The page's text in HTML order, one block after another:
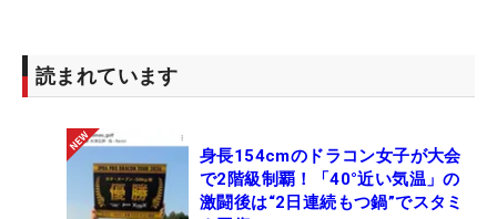
読まれています
身長154cmのドラコン女子が大会
で2階級制覇！「40°近い気温」の
激闘後は“2日連続もつ鍋”でスタミ